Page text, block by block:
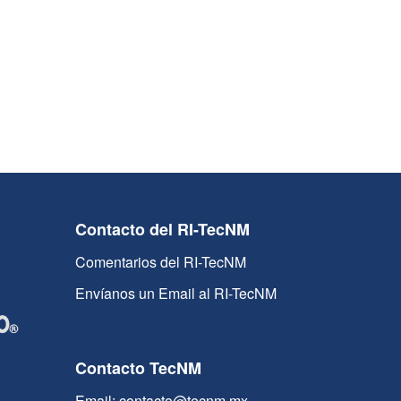
Contacto del RI-TecNM
Comentarios del RI-TecNM
Envíanos un Email al RI-TecNM
Contacto TecNM